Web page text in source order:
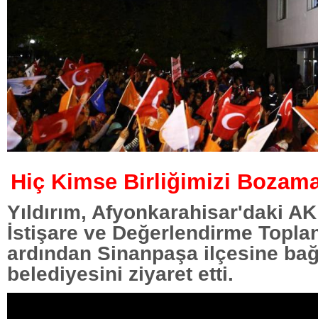
Hiç Kimse Birliğimizi
Yıldırım, Afyonkarahisar'daki
İstişare ve Değerlendirme
ardından Sinanpaşa ilçesine
belediyesini ziyaret etti.